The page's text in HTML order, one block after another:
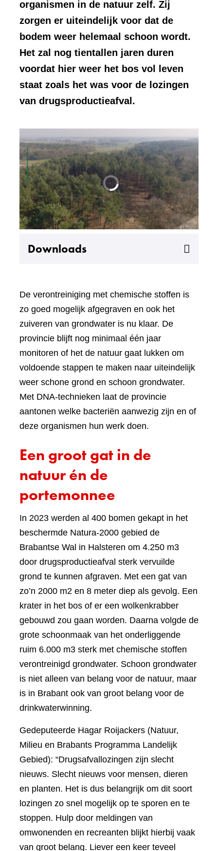
organismen in de natuur zelf. Zij
zorgen er uiteindelijk voor dat de
bodem weer helemaal schoon wordt.
Het zal nog tientallen jaren duren
voordat hier weer het bos vol leven
staat zoals het was voor de lozingen
van drugsproductieafval.
Downloads
Uitklappen
De verontreiniging met chemische stoffen is
zo goed mogelijk afgegraven en ook het
zuiveren van grondwater is nu klaar. De
provincie blijft nog minimaal één jaar
monitoren of het de natuur gaat lukken om
voldoende stappen te maken naar uiteindelijk
weer schone grond en schoon grondwater.
Met DNA-technieken laat de provincie
aantonen welke bacteriën aanwezig zijn en of
deze organismen hun werk doen.
Een groot gat in de
natuur én de
portemonnee
In 2023 werden al 400 bomen gekapt in het
beschermde Natura-2000 gebied de
Brabantse Wal in Halsteren om 4.250 m3
door drugsproductieafval sterk vervuilde
grond te kunnen afgraven. Met een gat van
zo’n 2000 m2 en 8 meter diep als gevolg. Een
krater in het bos of er een wolkenkrabber
gebouwd zou gaan worden. Daarna volgde de
grote schoonmaak van het onderliggende
ruim 6.000 m3 sterk met chemische stoffen
verontreinigd grondwater. Schoon grondwater
is niet alleen van belang voor de natuur, maar
is in Brabant ook van groot belang voor de
drinkwaterwinning.
Gedeputeerde Hagar Roijackers (Natuur,
Milieu en Brabants Programma Landelijk
Gebied): “Drugsafvallozingen zijn slecht
nieuws. Slecht nieuws voor mensen, dieren
en planten. Het is dus belangrijk om dit soort
lozingen zo snel mogelijk op te sporen en te
stoppen. Hulp door meldingen van
omwonenden en recreanten blijkt hierbij vaak
van groot belang. Liever een keer teveel